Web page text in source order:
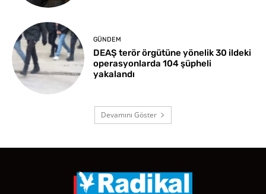
GÜNDEM
DEAŞ terör örgütüne yönelik 30 ildeki
operasyonlarda 104 şüpheli
yakalandı
Devamını Göster